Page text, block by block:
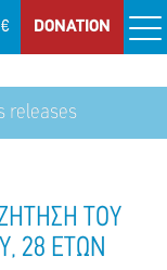
DONATION
releases
ΤΟΥ
28 ΕΤΩΝ